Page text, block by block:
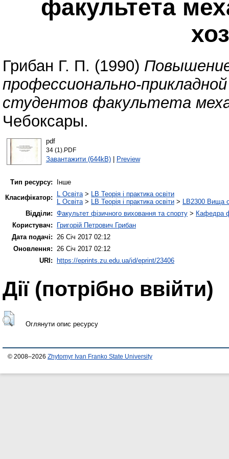
факультета
Грибан Г. П. (1990)
профессионально-
студентов факультета
Чебоксары.
pdf
34 (1).PDF
Завантажити (644kB)| Preview
Тип ресурсу:
Інше
Класифікатор:
L Освіта> LB Теорія і практика освіти
L Освіта> LB Теорія і практика освіти > LB2300 Вища
Відділи: Факультет фізичного виховання та спорту > Кафедра
Користувач:
Григорій Петрович Грибан
Дата подачі: 26 Січ 2017 02:12
Оновлення: 26 Січ 2017 02:12
URI:
https://eprints.zu.edu.ua/id/eprint/23406
Дії ​​(потрібно ввійти)
Оглянути опис ресурсу
© 2008–2026 Zhytomyr Ivan Franko State University